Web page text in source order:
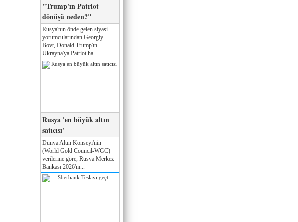
"Trump'ın Patriot
dönüşü neden?"
Rusya'nın önde gelen siyasi
yorumcularından Georgiy
Bovt, Donald Trump'ın
Ukrayna'ya Patriot ha...
Rusya 'en büyük altın
satıcısı'
Dünya Altın Konseyi'nin
(World Gold Council-WGC)
verilerine göre, Rusya Merkez
Bankası 2026'nı...